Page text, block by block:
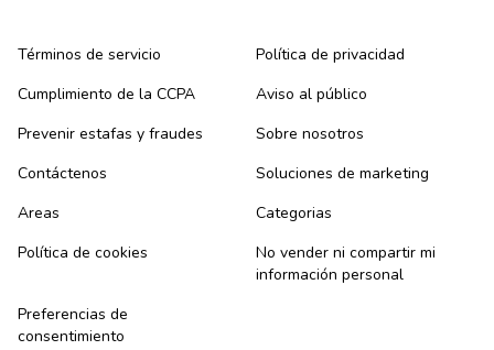
Términos de servicio
Política de privacidad
Cumplimiento de la CCPA
Aviso al público
Prevenir estafas y fraudes
Sobre nosotros
Contáctenos
Soluciones de marketing
Areas
Categorias
Política de cookies
No vender ni compartir mi
información personal
Preferencias de
consentimiento